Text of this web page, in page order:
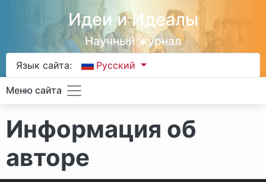
Идеи и Идеалы
Научный журнал
Язык сайта: Русский
Меню сайта
Информация об
авторе